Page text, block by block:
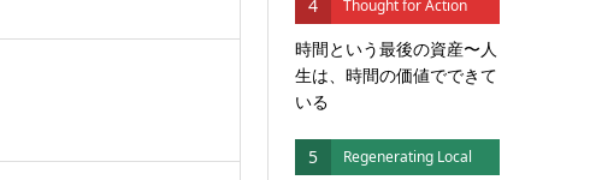
4 Thought for Action
時間という最後の資産〜人
生は、時間の価値でできて
いる
5 Regenerating Local